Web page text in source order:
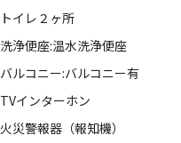
トイレ２ヶ所
洗浄便座:温水洗浄便座
バルコニー:バルコニー有
TVインターホン
火災警報器（報知機）